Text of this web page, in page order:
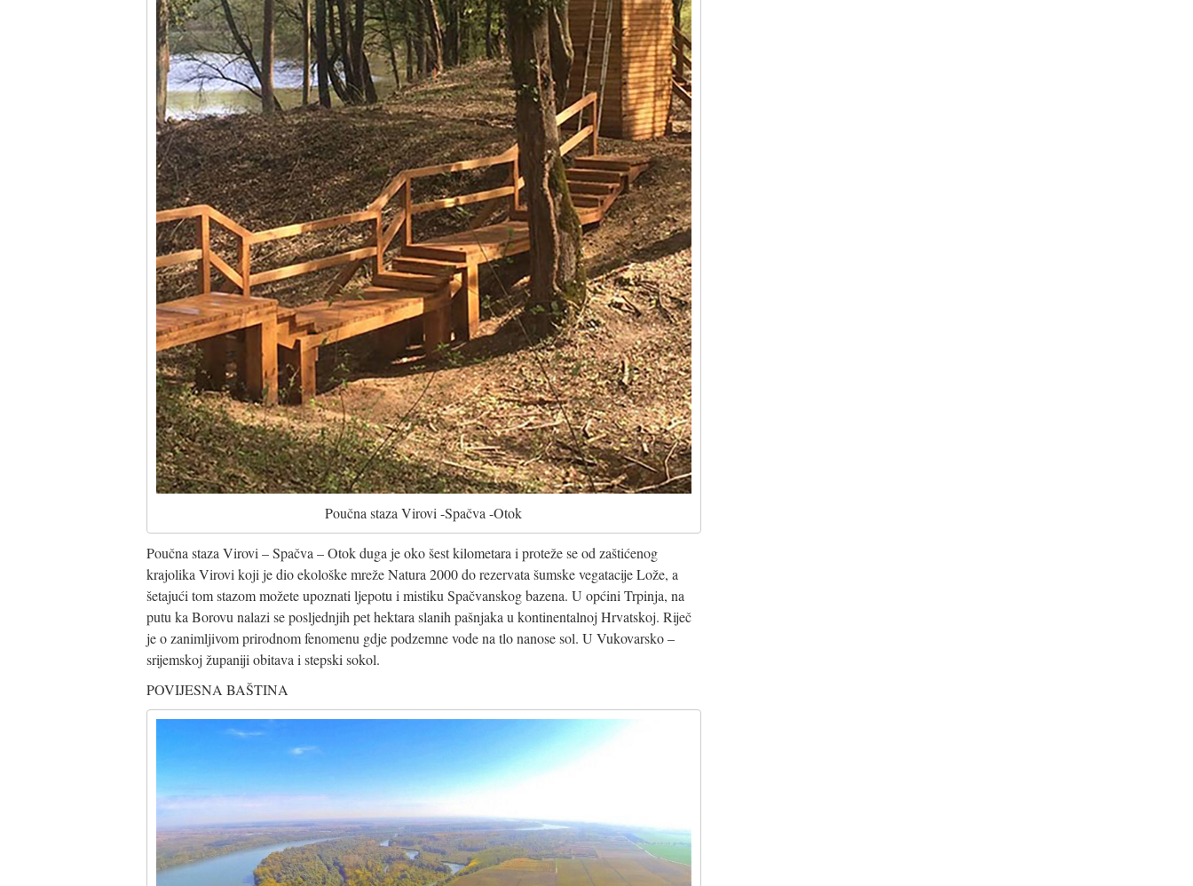
Poučna staza Virovi -Spačva -Otok
Poučna staza Virovi – Spačva – Otok duga je oko šest kilometara i proteže se od zaštićenog
krajolika Virovi koji je dio ekološke mreže Natura 2000 do rezervata šumske vegatacije Lože, a
šetajući tom stazom možete upoznati ljepotu i mistiku Spačvanskog bazena. U općini Trpinja, na
putu ka Borovu nalazi se posljednjih pet hektara slanih pašnjaka u kontinentalnoj Hrvatskoj. Riječ
je o zanimljivom prirodnom fenomenu gdje podzemne vode na tlo nanose sol. U Vukovarsko –
srijemskoj županiji obitava i stepski sokol.
POVIJESNA BAŠTINA